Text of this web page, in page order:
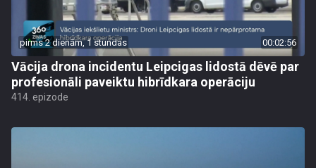
pirms 2 dienām, 1 stundas 00:02:56
Vācija drona incidentu Leipcigas lidostā dēvē par
profesionāli paveiktu hibrīdkara operāciju
414. epizode